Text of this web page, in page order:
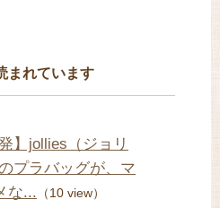
まれています
発】jollies（ジョリ
プラバッグが、マ
な... （10 view）